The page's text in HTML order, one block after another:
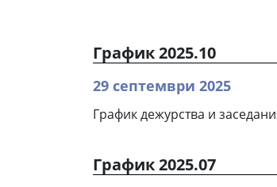
График 2025.10
29 септември 2025
График дежурства и
График 2025.07